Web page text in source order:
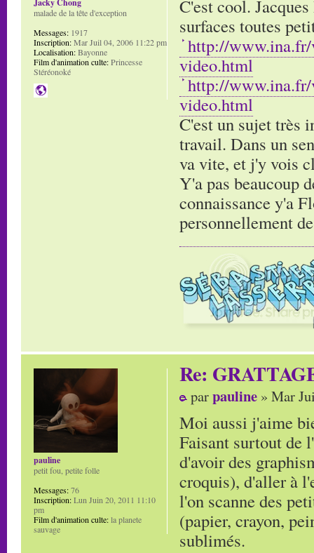
C'est cool.
surfaces toutes
http://www.ina.fr/
video.html
http://www.ina.fr/
video.html
C'est un sujet très
travail. Dans un
va vite, et j'y vois
Y'a pas beaucoup
connaissance y'a
personnellement
malade de la tête d'exception
Messages: 1917
Inscription:Mar Juil 04, 2006 11:22 pm
Localisation:Bayonne
Film d'animation culte:Princesse
Stéréonoké
Re:
parpauline » Mar
Moi aussi j'aime
Faisant surtout de
d'avoir des
croquis), d'aller à
l'on scanne des
(papier, crayon,
sublimés.
pauline
petit fou, petite folle
Messages:76
Inscription:Lun Juin 20, 2011 11:10
pm
Film d'animation culte:la planete
sauvage